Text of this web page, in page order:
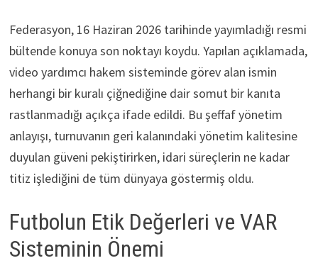
Federasyon, 16 Haziran 2026 tarihinde yayımladığı resmi
bültende konuya son noktayı koydu. Yapılan açıklamada,
video yardımcı hakem sisteminde görev alan ismin
herhangi bir kuralı çiğnediğine dair somut bir kanıta
rastlanmadığı açıkça ifade edildi. Bu şeffaf yönetim
anlayışı, turnuvanın geri kalanındaki yönetim kalitesine
duyulan güveni pekiştirirken, idari süreçlerin ne kadar
titiz işlediğini de tüm dünyaya göstermiş oldu.
Futbolun Etik Değerleri ve VAR
Sisteminin Önemi